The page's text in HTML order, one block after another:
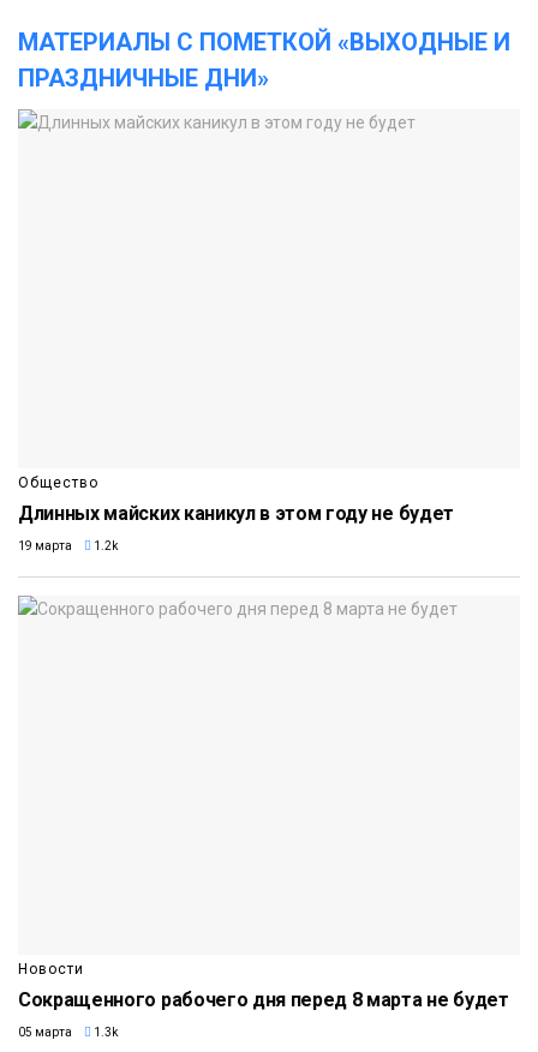
МАТЕРИАЛЫ С ПОМЕТКОЙ «ВЫХОДНЫЕ И
ПРАЗДНИЧНЫЕ ДНИ»
Общество
Длинных майских каникул в этом году не будет
19 марта 1.2k
Новости
Сокращенного рабочего дня перед 8 марта не будет
05 марта 1.3k